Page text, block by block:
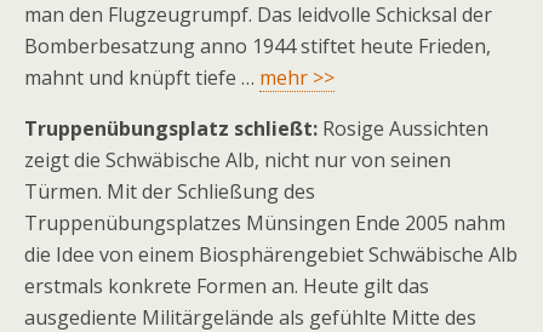
man den Flugzeugrumpf. Das leidvolle Schicksal der
Bomberbesatzung anno 1944 stiftet heute Frieden,
mahnt und knüpft tiefe … mehr >>
Truppenübungsplatz schließt: Rosige Aussichten
zeigt die Schwäbische Alb, nicht nur von seinen
Türmen. Mit der Schließung des
Truppenübungsplatzes Münsingen Ende 2005 nahm
die Idee von einem Biosphärengebiet Schwäbische Alb
erstmals konkrete Formen an. Heute gilt das
ausgediente Militärgelände als gefühlte Mitte des